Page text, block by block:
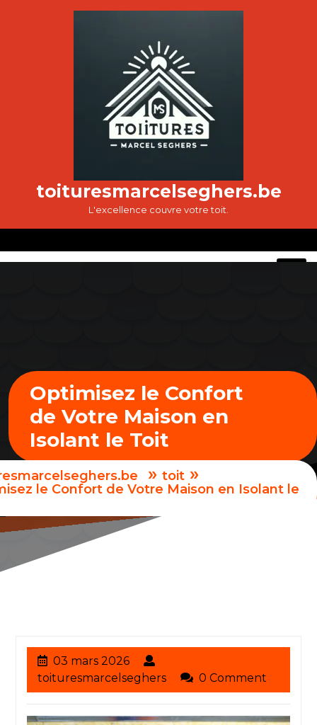
toituresmarcelseghers.be
L'excellence couvre votre toit.
Optimisez le Confort
de Votre Maison en
Isolant le Toit
» toit »
le Confort de Votre Maison en Isolant le
03 mars 202603
mars
2026
toituresmarcelsegherstoituresmarcelseghers
0 Comment